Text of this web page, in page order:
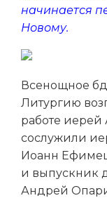
начинается
Новому.
Всенощное
Литургию
работе
сослужили
Иоанн
и выпускник
Андрей